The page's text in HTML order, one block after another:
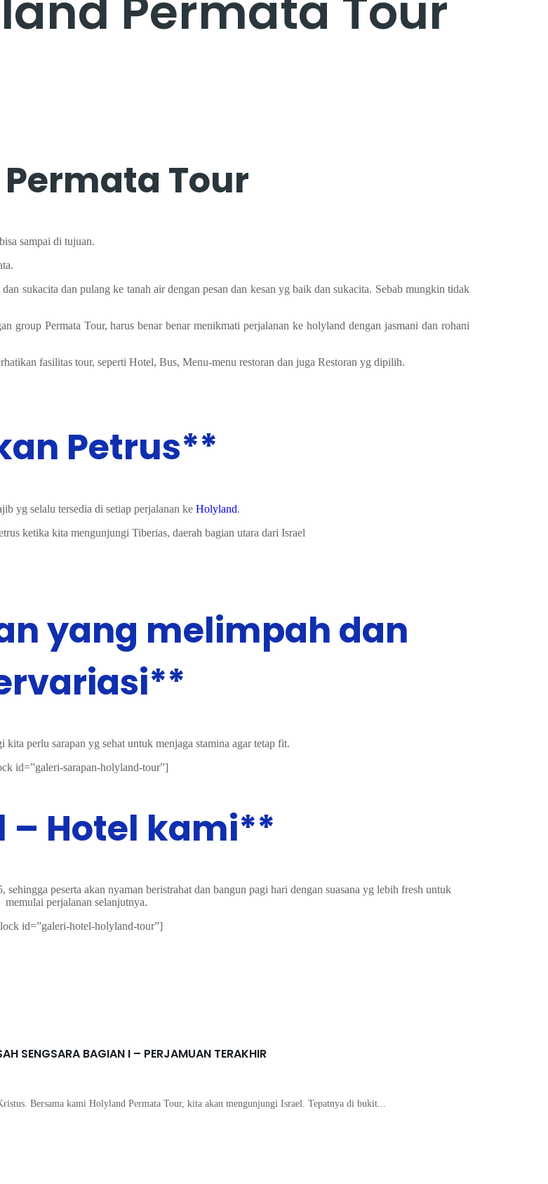
Tour
sampai di tujuan.
sukacita dan pulang ke tanah air dengan pesan dan kesan yg baik dan sukacita. Sebab mungkin tidak
group Permata Tour, harus benar benar menikmati perjalanan ke holyland dengan jasmani dan rohani
fasilitas tour, seperti Hotel, Bus, Menu-menu restoran dan juga Restoran yg dipilih.
Petrus**
yg selalu tersedia di setiap perjalanan ke Holyland.
ketika kita mengunjungi Tiberias, daerah bagian utara dari Israel
yang melimpah dan
kita perlu sarapan yg sehat untuk menjaga stamina agar tetap fit.
id=”galeri-sarapan-holyland-tour”]
– Hotel kami**
peserta akan nyaman beristrahat dan bangun pagi hari dengan suasana yg lebih fresh untuk
memulai perjalanan selanjutnya.
id=”galeri-hotel-holyland-tour”]
SENGSARA BAGIAN I – PERJAMUAN TERAKHIR
Bersama kami Holyland Permata Tour, kita akan mengunjungi Israel. Tepatnya di bukit...